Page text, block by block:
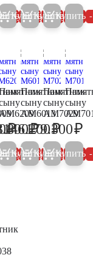
5% 5%
Купить 5%
Купить 5%
Купить
5%
112.800
₽
5%
Памятник
сыну
AM6013
140.800
₽
Купить 5%
Памятник
сыну
AM7029
153.900
146.200₽
Купить 5%
сыну
179.300₽
Купить